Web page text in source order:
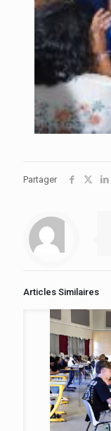
Partager
Articles Similaires